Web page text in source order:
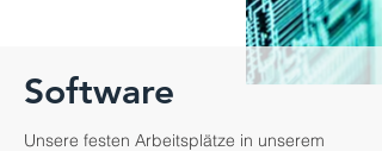
Software
Unsere festen Arbeitsplätze in unserem